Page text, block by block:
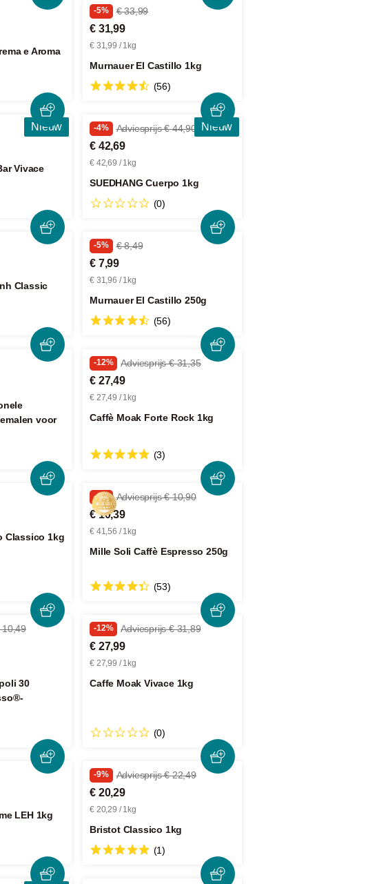
e Aroma
-5% € 33,99
€ 31,99
€ 31,99 / 1kg
Murnauer El Castillo 1kg
(56)
Nieuw
Vivace
Nieuw
-4% Adviesprijs € 44,90
€ 42,69
€ 42,69 / 1kg
SUEDHANG Cuerpo 1kg
(0)
Classic
-5% € 8,49
€ 7,99
€ 31,96 / 1kg
Murnauer El Castillo 250g
(56)
voor
-12% Adviesprijs € 31,35
€ 27,49
€ 27,49 / 1kg
Caffè Moak Forte Rock 1kg
(3)
Classico 1kg
-4% Adviesprijs € 10,90
€ 10,39
€ 41,56 / 1kg
Mille Soli Caffè Espresso 250g
(53)
10,49
30
-12% Adviesprijs € 31,89
€ 27,99
€ 27,99 / 1kg
Caffe Moak Vivace 1kg
(0)
LEH 1kg
-9% Adviesprijs € 22,49
€ 20,29
€ 20,29 / 1kg
Bristot Classico 1kg
(1)